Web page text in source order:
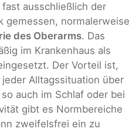
ausschließlich der
gemessen, normalerweise
des Oberarms. Das
im Krankenhaus als
Der Vorteil ist,
Alltagssituation über
auch im Schlaf oder bei
gibt es Normbereiche
zweifelsfrei ein zu